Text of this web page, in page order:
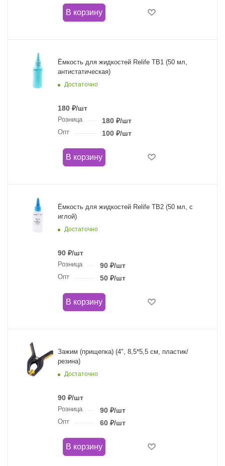
В корзину
Ёмкость для жидкостей Relife TB1 (50 мл,
антистатическая)
Достаточно
180 ₽/шт
Розница 180₽/шт
Опт 100₽/шт
В корзину
Ёмкость для жидкостей Relife TB2 (50 мл, с
иглой)
Достаточно
90 ₽/шт
Розница 90₽/шт
Опт 50₽/шт
В корзину
Зажим (прищепка) (4", 8,5*5,5 см, пластик/
резина)
Достаточно
90 ₽/шт
Розница 90₽/шт
Опт 60₽/шт
В корзину